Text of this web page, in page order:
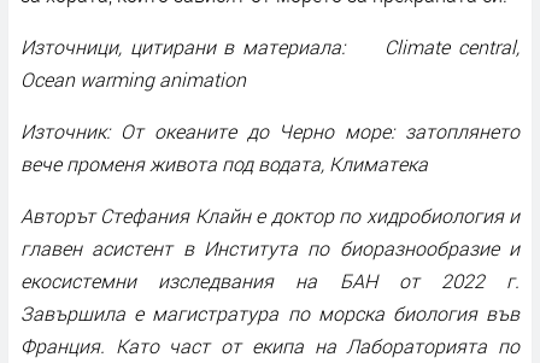
Източници, цитирани в материала: Climate central,
Ocean warming animation
Източник: От океаните до Черно море: затоплянето
вече променя живота под водата, Климатека
Авторът Стефания Клайн е доктор по хидробиология и
главен асистент в Института по биоразнообразие и
екосистемни изследвания на БАН от 2022 г.
Завършила е магистратура по морска биология във
Франция. Като част от екипа на Лабораторията по